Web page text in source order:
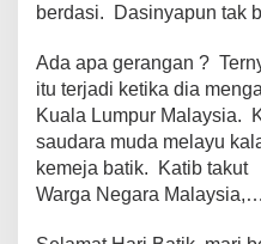
berdasi. Dasinyapun tak
Ada apa gerangan ?
itu terjadi ketika dia
Kuala Lumpur Malaysia.
saudara muda melayu
kemeja batik. Katib
Warga Negara